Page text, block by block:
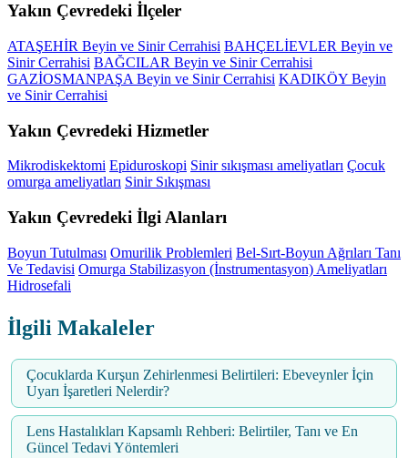
Yakın Çevredeki İlçeler
ATAŞEHİR Beyin ve Sinir Cerrahisi BAHÇELİEVLER Beyin ve
Sinir Cerrahisi BAĞCILAR Beyin ve Sinir Cerrahisi
GAZİOSMANPAŞA Beyin ve Sinir Cerrahisi KADIKÖY Beyin
ve Sinir Cerrahisi
Yakın Çevredeki Hizmetler
Mikrodiskektomi Epiduroskopi Sinir sıkışması ameliyatları Çocuk
omurga ameliyatları Sinir Sıkışması
Yakın Çevredeki İlgi Alanları
Boyun Tutulması Omurilik Problemleri Bel-Sırt-Boyun Ağrıları Tanı
Ve Tedavisi Omurga Stabilizasyon (İnstrumentasyon) Ameliyatları
Hidrosefali
İlgili Makaleler
Çocuklarda Kurşun Zehirlenmesi Belirtileri: Ebeveynler İçin
Uyarı İşaretleri Nelerdir?
Lens Hastalıkları Kapsamlı Rehberi: Belirtiler, Tanı ve En
Güncel Tedavi Yöntemleri